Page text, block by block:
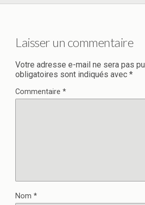
Laisser un commentaire
Votre adresse e-mail ne sera pas
obligatoires sont indiqués avec *
Commentaire *
Nom *